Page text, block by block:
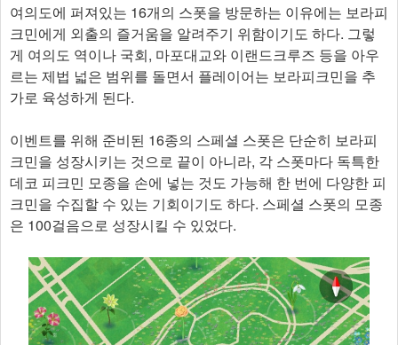
여의도에 퍼져있는 16개의 스폿을 방문하는 이유에는 보라피
크민에게 외출의 즐거움을 알려주기 위함이기도 하다. 그렇
게 여의도 역이나 국회, 마포대교와 이랜드크루즈 등을 아우
르는 제법 넓은 범위를 돌면서 플레이어는 보라피크민을 추
가로 육성하게 된다.
이벤트를 위해 준비된 16종의 스페셜 스폿은 단순히 보라피
크민을 성장시키는 것으로 끝이 아니라, 각 스폿마다 독특한
데코 피크민 모종을 손에 넣는 것도 가능해 한 번에 다양한 피
크민을 수집할 수 있는 기회이기도 하다. 스페셜 스폿의 모종
은 100걸음으로 성장시킬 수 있었다.